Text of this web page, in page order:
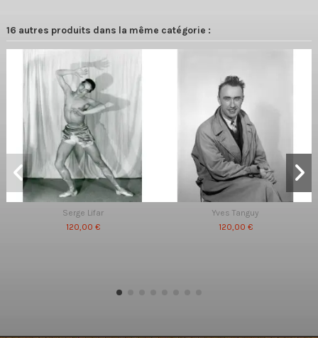
16 autres produits dans la même catégorie :
Serge Lifar
120,00 €
Yves Tanguy
120,00 €